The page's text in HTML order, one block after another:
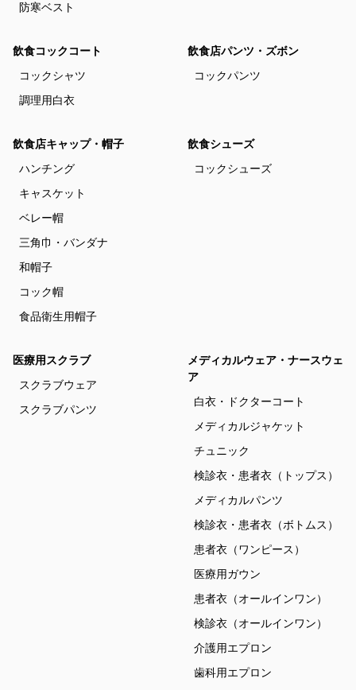
防寒ベスト
飲食コックコート
コックシャツ
調理用白衣
飲食店パンツ・ズボン
コックパンツ
飲食店キャップ・帽子
ハンチング
キャスケット
ベレー帽
三角巾・バンダナ
和帽子
コック帽
食品衛生用帽子
飲食シューズ
コックシューズ
医療用スクラブ
スクラブウェア
スクラブパンツ
メディカルウェア・ナースウェ
ア
白衣・ドクターコート
メディカルジャケット
チュニック
検診衣・患者衣（トップス）
メディカルパンツ
検診衣・患者衣（ボトムス）
患者衣（ワンピース）
医療用ガウン
患者衣（オールインワン）
検診衣（オールインワン）
介護用エプロン
歯科用エプロン